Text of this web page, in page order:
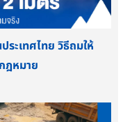
ระเทศไทย วิธีถมให้
ฎหมาย